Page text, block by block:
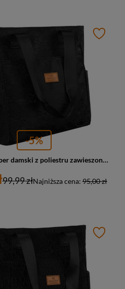
-5%
Czarny shopper damski z poliestru zawieszony na wygodnych uchwytach z zewnętrzną kieszonką na suwak - Rovicky
Najniższa cena:95,00 zł
99,99 zł